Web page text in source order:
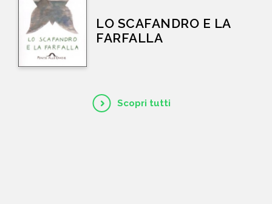
Scopri tutti
LO SCAFANDRO E LA
FARFALLA